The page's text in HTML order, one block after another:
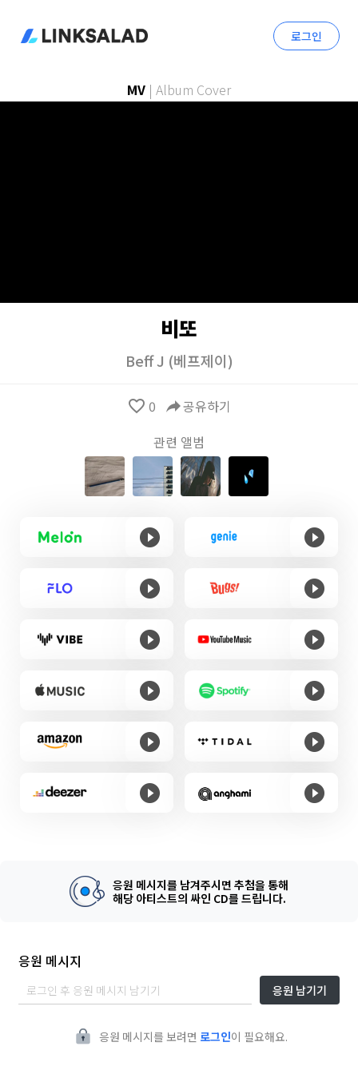
로그인
MV | Album Cover
비또
Beff J (베프제이)
favorite_border 0 reply공유하기
관련 앨범
응원 메시지를 남겨주시면 추첨을 통해
해당 아티스트의 싸인 CD를 드립니다.
응원 메시지
응원 남기기
응원 메시지를 보려면 로그인이 필요해요.